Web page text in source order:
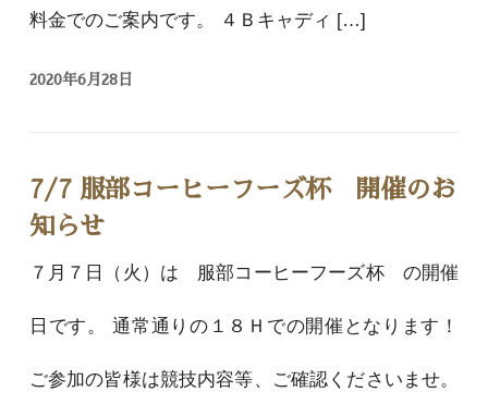
料金でのご案内です。 ４Ｂキャディ […]
2020年6月28日
7/7 服部コーヒーフーズ杯 開催のお
知らせ
７月７日（火）は 服部コーヒーフーズ杯 の開催
日です。 通常通りの１８Ｈでの開催となります！
ご参加の皆様は競技内容等、ご確認くださいませ。